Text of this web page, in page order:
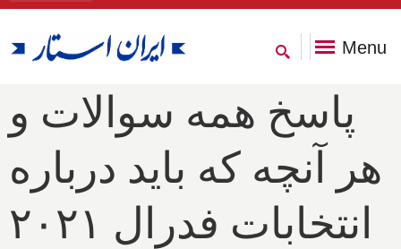
Menu
پاسخ همه سوالات و
هر آنچه که باید درباره
انتخابات فدرال ۲۰۲۱